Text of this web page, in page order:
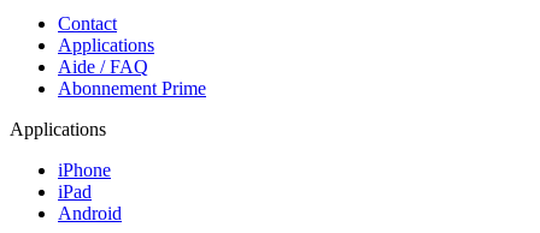
Contact
Applications
Aide / FAQ
Abonnement Prime
Applications
iPhone
iPad
Android